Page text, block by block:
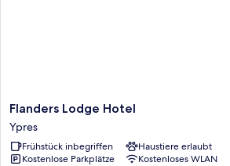
Flanders
Lodge
Hotel
Ypres
Flanders Lodge Hotel
Ypres
Frühstück inbegriffen
Haustiere erlaubt
Kostenlose Parkplätze
Kostenloses WLAN